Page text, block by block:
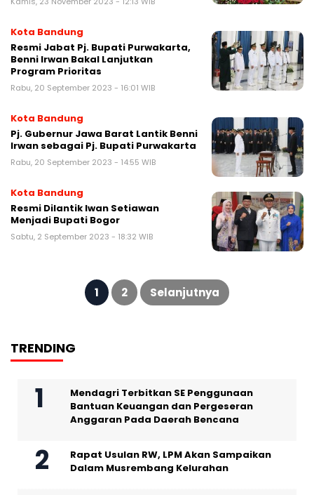
Kota Bandung
Resmi Jabat Pj. Bupati Purwakarta,
Benni Irwan Bakal Lanjutkan
Program Prioritas
Rabu, 20 September 2023 - 16:01 WIB
Kota Bandung
Pj. Gubernur Jawa Barat Lantik Benni
Irwan sebagai Pj. Bupati Purwakarta
Rabu, 20 September 2023 - 14:55 WIB
Kota Bandung
Resmi Dilantik Iwan Setiawan
Menjadi Bupati Bogor
Sabtu, 2 September 2023 - 18:32 WIB
Paginasi
1 2 Selanjutnya
TRENDING
Mendagri Terbitkan SE Penggunaan
Bantuan Keuangan dan Pergeseran
Anggaran Pada Daerah Bencana
Rapat Usulan RW, LPM Akan Sampaikan
Dalam Musrembang Kelurahan